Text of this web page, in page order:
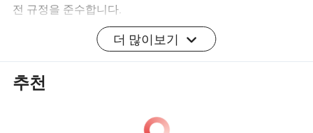
전 규정을 준수합니다.
Shengwei Technology Co., Ltd는 19년 이상의 경험을 바탕
더 많이보기
추천